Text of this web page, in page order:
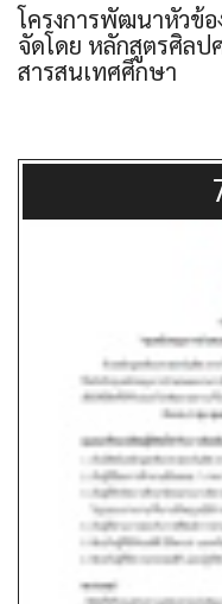
โครงการพัฒนาหัวข้
จัดโดย หลักสูตรศิล
สารสนเทศศึกษา